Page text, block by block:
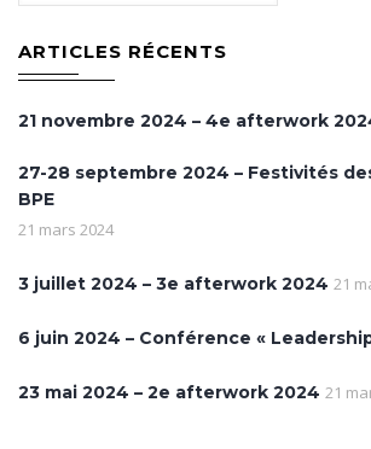
ARTICLES RÉCENTS
21 novembre 2024 – 4e afterwork
27-28 septembre 2024 – Festivités
BPE
21 mars 2024
3 juillet 2024 – 3e afterwork 2024 21
6 juin 2024 – Conférence «
23 mai 2024 – 2e afterwork 2024 21